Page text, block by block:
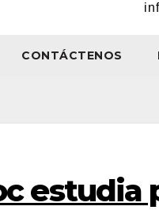
CONTÁCTENOS
estudia